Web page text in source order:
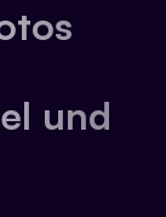
und